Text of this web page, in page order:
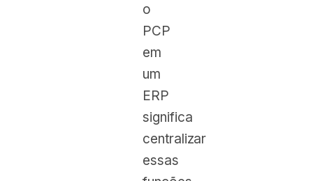
o
PCP
em
um
ERP
significa
centralizar
essas